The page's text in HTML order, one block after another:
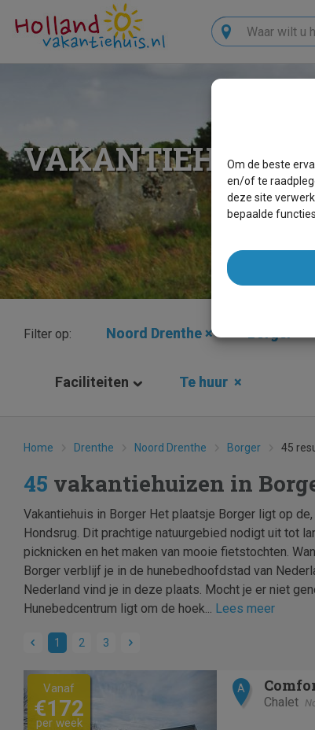
Zoeken
VAKANTIEHUIZEN
Filter op: Noord Drenthe×
Faciliteiten Te huur ×
Home Drenthe Noord Drenthe Borger 45
45 vakantiehuizen in
Vakantiehuis in Borger Het plaatsje Borger ligt op
Hondsrug. Dit prachtige natuurgebied nodigt uit tot
picknicken en het maken van mooie fietstochten.
Borger verblijf je in de hunebedhoofdstad van
Nederland vind je in deze plaats. Mocht je er niet
Hunebedcentrum ligt om de hoek... Lees meer
1 2 3
Previous Next
Vanaf
€172
per week
A
Chalet
Om de beste
en/of te
deze site
bepaalde